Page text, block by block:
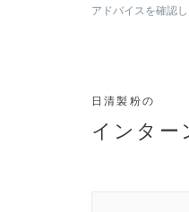
アドバイスを確認
日清製粉の
インター